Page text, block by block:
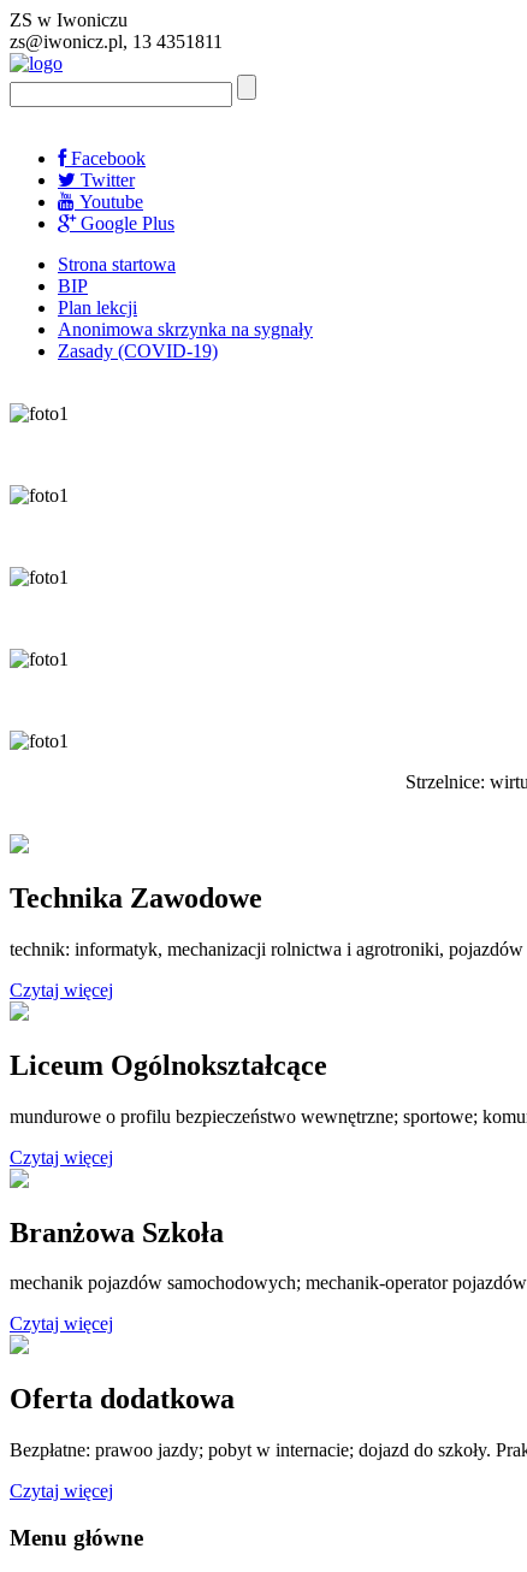
ZS w Iwoniczu
zs@iwonicz.pl, 13 4351811
Facebook
Twitter
Youtube
Google Plus
Strona startowa
BIP
Plan lekcji
Anonimowa skrzynka na sygnały
Zasady (COVID-19)
Strzelnice:
Technika Zawodowe
technik: informatyk, mechanizacji rolnictwa i agrotroniki,
Czytaj więcej
Liceum Ogólnokształcące
mundurowe o profilu bezpieczeństwo wewnętrzne; sportowe;
Czytaj więcej
Branżowa Szkoła
mechanik pojazdów samochodowych; mechanik-operator
Czytaj więcej
Oferta dodatkowa
Bezpłatne: prawoo jazdy; pobyt w internacie; dojazd do szkoły.
Czytaj więcej
Menu główne